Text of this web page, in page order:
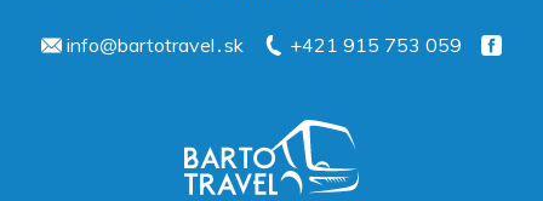
info@bartotravel․sk +421 915 753 059